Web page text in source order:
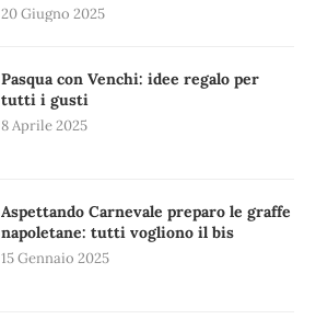
20 Giugno 2025
Pasqua con Venchi: idee regalo per
tutti i gusti
8 Aprile 2025
Aspettando Carnevale preparo le graffe
napoletane: tutti vogliono il bis
15 Gennaio 2025